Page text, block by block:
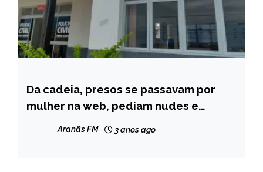
CAPELINHA
NOTÍCIAS
Da cadeia, presos se passavam por
mulher na web, pediam nudes e
Aranãs FM 3 anos ago